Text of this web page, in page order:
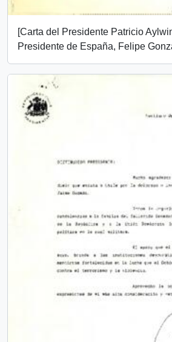
[Carta del Presidente Patricio
Presidente de España, Felipe